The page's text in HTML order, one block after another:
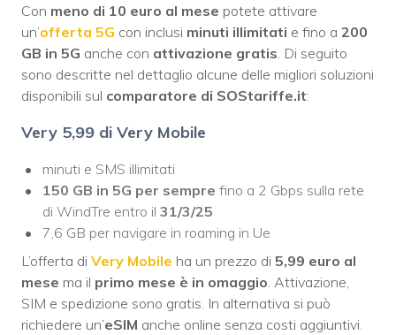
Con meno di 10 euro al mese potete attivare
un’offerta 5G con inclusi minuti illimitati e fino a 200
GB in 5G anche con attivazione gratis. Di seguito
sono descritte nel dettaglio alcune delle migliori soluzioni
disponibili sul comparatore di SOStariffe.it:
Very 5,99 di Very Mobile
minuti e SMS illimitati
150 GB in 5G per sempre fino a 2 Gbps sulla rete
di WindTre entro il 31/3/25
7,6 GB per navigare in roaming in Ue
L’offerta di Very Mobile ha un prezzo di 5,99 euro al
mese ma il primo mese è in omaggio. Attivazione,
SIM e spedizione sono gratis. In alternativa si può
richiedere un’eSIM anche online senza costi aggiuntivi.